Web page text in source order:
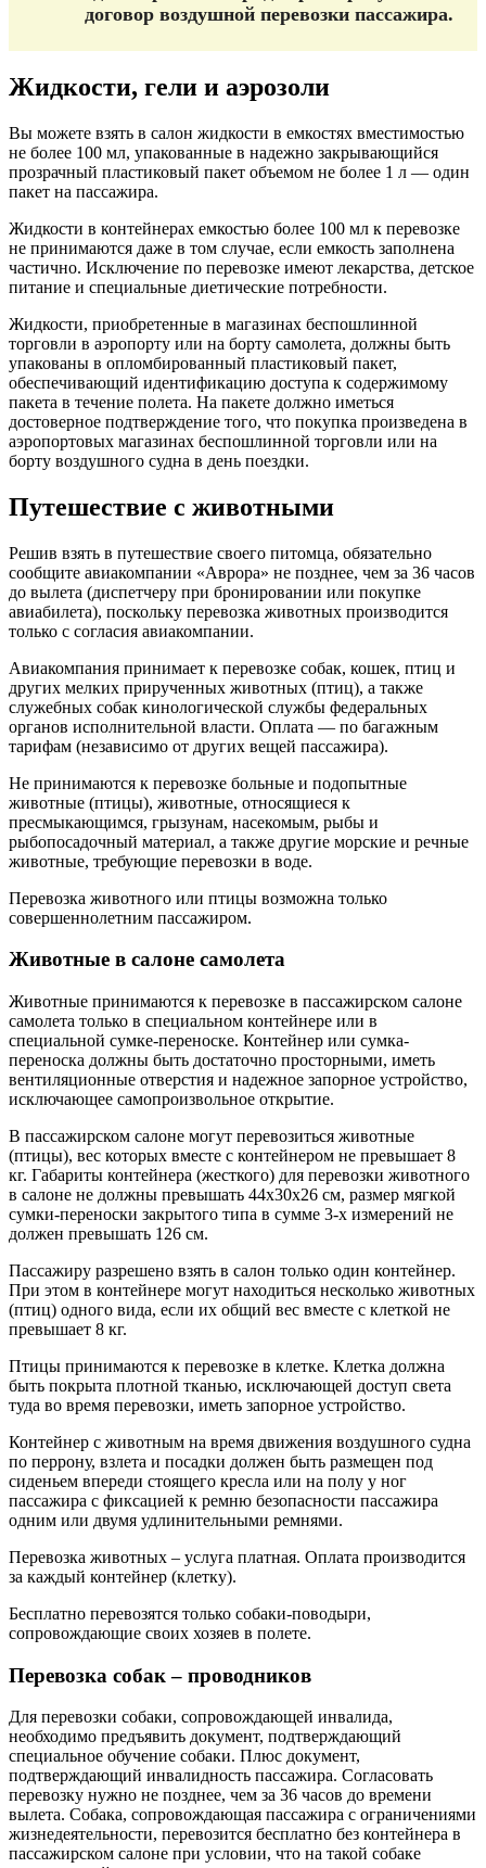
договор воздушной перевозки пассажира.
Жидкости, гели и аэрозоли
Вы можете взять в салон жидкости в емкостях вместимостью
не более 100 мл, упакованные в надежно закрывающийся
прозрачный пластиковый пакет объемом не более 1 л — один
пакет на пассажира.
Жидкости в контейнерах емкостью более 100 мл к перевозке
не принимаются даже в том случае, если емкость заполнена
частично. Исключение по перевозке имеют лекарства, детское
питание и специальные диетические потребности.
Жидкости, приобретенные в магазинах беспошлинной
торговли в аэропорту или на борту самолета, должны быть
упакованы в опломбированный пластиковый пакет,
обеспечивающий идентификацию доступа к содержимому
пакета в течение полета. На пакете должно иметься
достоверное подтверждение того, что покупка произведена в
аэропортовых магазинах беспошлинной торговли или на
борту воздушного судна в день поездки.
Путешествие с животными
Решив взять в путешествие своего питомца, обязательно
сообщите авиакомпании «Аврора» не позднее, чем за 36 часов
до вылета (диспетчеру при бронировании или покупке
авиабилета), поскольку перевозка животных производится
только с согласия авиакомпании.
Авиакомпания принимает к перевозке собак, кошек, птиц и
других мелких прирученных животных (птиц), а также
служебных собак кинологической службы федеральных
органов исполнительной власти. Оплата — по багажным
тарифам (независимо от других вещей пассажира).
Не принимаются к перевозке больные и подопытные
животные (птицы), животные, относящиеся к
пресмыкающимся, грызунам, насекомым, рыбы и
рыбопосадочный материал, а также другие морские и речные
животные, требующие перевозки в воде.
Перевозка животного или птицы возможна только
совершеннолетним пассажиром.
Животные в салоне самолета
Животные принимаются к перевозке в пассажирском салоне
самолета только в специальном контейнере или в
специальной сумке-переноске. Контейнер или сумка-
переноска должны быть достаточно просторными, иметь
вентиляционные отверстия и надежное запорное устройство,
исключающее самопроизвольное открытие.
В пассажирском салоне могут перевозиться животные
(птицы), вес которых вместе с контейнером не превышает 8
кг. Габариты контейнера (жесткого) для перевозки животного
в салоне не должны превышать 44х30х26 см, размер мягкой
сумки-переноски закрытого типа в сумме 3-х измерений не
должен превышать 126 см.
Пассажиру разрешено взять в салон только один контейнер.
При этом в контейнере могут находиться несколько животных
(птиц) одного вида, если их общий вес вместе с клеткой не
превышает 8 кг.
Птицы принимаются к перевозке в клетке. Клетка должна
быть покрыта плотной тканью, исключающей доступ света
туда во время перевозки, иметь запорное устройство.
Контейнер с животным на время движения воздушного судна
по перрону, взлета и посадки должен быть размещен под
сиденьем впереди стоящего кресла или на полу у ног
пассажира с фиксацией к ремню безопасности пассажира
одним или двумя удлинительными ремнями.
Перевозка животных – услуга платная. Оплата производится
за каждый контейнер (клетку).
Бесплатно перевозятся только собаки-поводыри,
сопровождающие своих хозяев в полете.
Перевозка собак – проводников
Для перевозки собаки, сопровождающей инвалида,
необходимо предъявить документ, подтверждающий
специальное обучение собаки. Плюс документ,
подтверждающий инвалидность пассажира. Согласовать
перевозку нужно не позднее, чем за 36 часов до времени
вылета. Собака, сопровождающая пассажира с ограничениями
жизнедеятельности, перевозится бесплатно без контейнера в
пассажирском салоне при условии, что на такой собаке